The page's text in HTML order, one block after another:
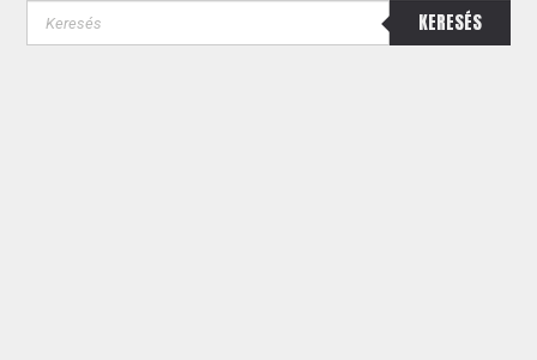
KERESÉS